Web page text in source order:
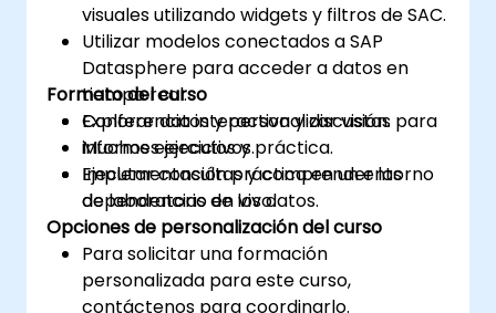
visuales utilizando widgets y filtros de SAC.
Utilizar modelos conectados a SAP
Datasphere para acceder a datos en
tiempo real.
Explorar datos y personalizar vistas para
informes ejecutivos.
Ejecutar consultas y comprender las
dependencias de los datos.
Formato del curso
Conferencia interactiva y discusión.
Muchos ejercicios y práctica.
Implementación práctica en un entorno
de laboratorio en vivo.
Opciones de personalización del curso
Para solicitar una formación
personalizada para este curso,
contáctenos para coordinarlo.